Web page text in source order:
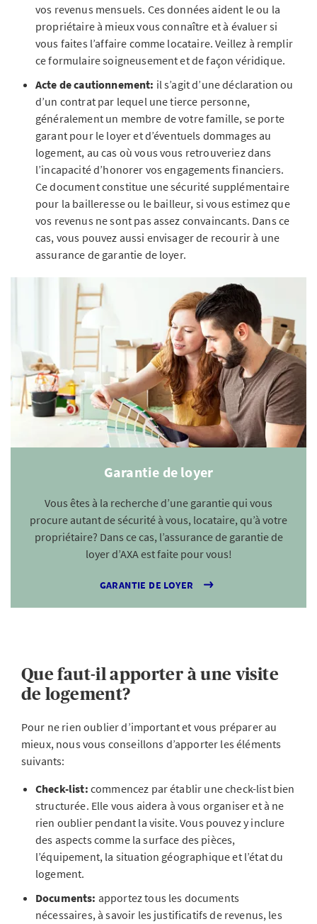
vos revenus mensuels. Ces données aident le ou la
propriétaire à mieux vous connaître et à évaluer si
vous faites l’affaire comme locataire. Veillez à remplir
ce formulaire soigneusement et de façon véridique.
Acte de cautionnement: il s’agit d’une déclaration ou
d’un contrat par lequel une tierce personne,
généralement un membre de votre famille, se porte
garant pour le loyer et d’éventuels dommages au
logement, au cas où vous vous retrouveriez dans
l’incapacité d’honorer vos engagements financiers.
Ce document constitue une sécurité supplémentaire
pour la bailleresse ou le bailleur, si vous estimez que
vos revenus ne sont pas assez convaincants. Dans ce
cas, vous pouvez aussi envisager de recourir à une
assurance de garantie de loyer.
Garantie de loyer
Vous êtes à la recherche d’une garantie qui vous
procure autant de sécurité à vous, locataire, qu’à votre
propriétaire? Dans ce cas, l’assurance de garantie de
loyer d’AXA est faite pour vous!
GARANTIE DE LOYER
Que faut-il apporter à une visite
de logement?
Pour ne rien oublier d’important et vous préparer au
mieux, nous vous conseillons d’apporter les éléments
suivants:
Check-list: commencez par établir une check-list bien
structurée. Elle vous aidera à vous organiser et à ne
rien oublier pendant la visite. Vous pouvez y inclure
des aspects comme la surface des pièces,
l’équipement, la situation géographique et l’état du
logement.
Documents: apportez tous les documents
nécessaires, à savoir les justificatifs de revenus, les